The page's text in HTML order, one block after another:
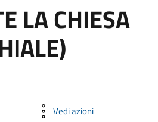
LA CHIESA
Vedi azioni